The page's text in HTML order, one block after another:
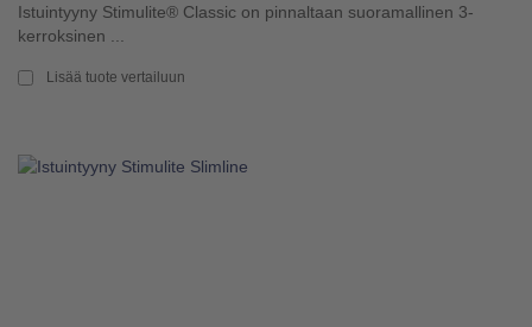
Istuintyyny Stimulite® Classic on pinnaltaan suoramallinen 3-
kerroksinen ...
Lisää tuote vertailuun